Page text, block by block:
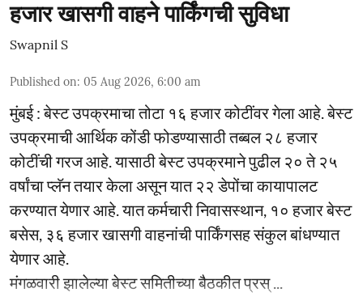
हजार खासगी वाहने पार्किंगची सुविधा
Swapnil S
Published on: 05 Aug 2026, 6:00 am
मुंबई : बेस्ट उपक्रमाचा तोटा १६ हजार कोटींवर गेला आहे. बेस्ट
उपक्रमाची आर्थिक कोंडी फोडण्यासाठी तब्बल २८ हजार
कोटींची गरज आहे. यासाठी बेस्ट उपक्रमाने पुढील २० ते २५
वर्षांचा प्लॅन तयार केला असून यात २२ डेपोंचा कायापालट
करण्यात येणार आहे. यात कर्मचारी निवासस्थान, १० हजार बेस्ट
बसेस, ३६ हजार खासगी वाहनांची पार्किंगसह संकुल बांधण्यात
येणार आहे.
मंगळवारी झालेल्या बेस्ट समितीच्या बैठकीत प्रस् ...